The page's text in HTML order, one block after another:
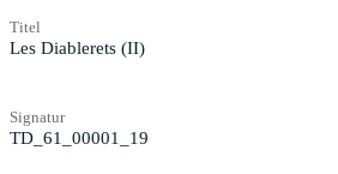
Titel
Les Diablerets (II)
Signatur
TD_61_00001_19